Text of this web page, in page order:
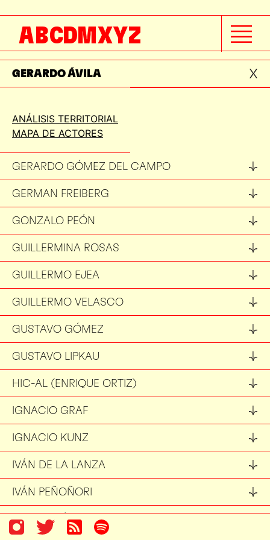
ABCDMXYZ
GABRIELA CARRILLO
GABRIELA ETCHEGARAY
GERARDO ÁVILA
ANÁLISIS TERRITORIAL
MAPA DE ACTORES
GERARDO GÓMEZ DEL CAMPO
GERMAN FREIBERG
GONZALO PEÓN
GUILLERMINA ROSAS
GUILLERMO EJEA
GUILLERMO VELASCO
GUSTAVO GÓMEZ
GUSTAVO LIPKAU
HIC-AL (ENRIQUE ORTIZ)
IGNACIO GRAF
IGNACIO KUNZ
IVÁN DE LA LANZA
IVÁN PEÑOÑORI
IVONNE SÁNCHEZ